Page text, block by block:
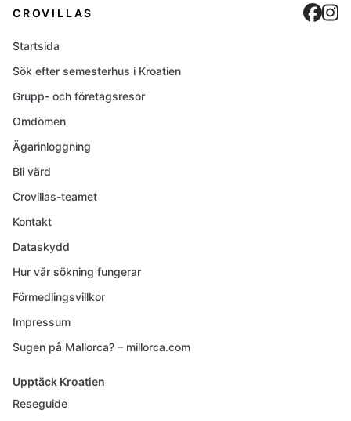
CROVILLAS
Startsida
Sök efter semesterhus i Kroatien
Grupp- och företagsresor
Omdömen
Ägarinloggning
Bli värd
Crovillas-teamet
Kontakt
Dataskydd
Hur vår sökning fungerar
Förmedlingsvillkor
Impressum
Sugen på Mallorca? – millorca.com
Upptäck Kroatien
Reseguide